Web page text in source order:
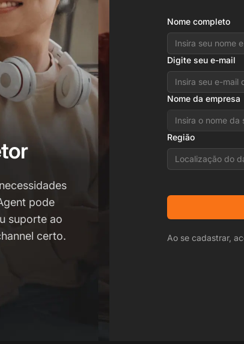
pode
suporte ao
certo.
Nome completo
Digite seu e-mail
Nome da empresa
Região
Localização do
Ao se cadastrar,